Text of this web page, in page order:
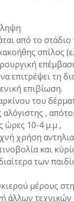
από το
σπίλος
επιτρέψει τη
επιβίωση.
του
,
ώρες 10-4 μ.μ ,
χρήση
και
των
μέρους
άλλων